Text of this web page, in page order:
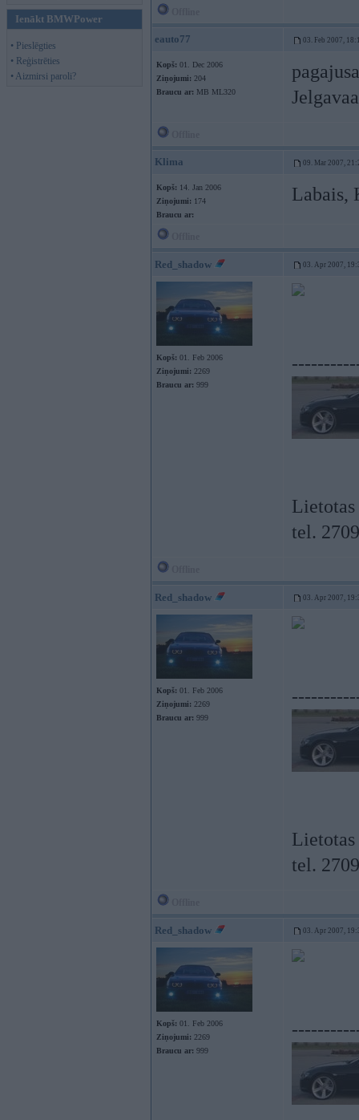
Ienākt BMWPower
• Pieslēgties
• Reģistrēties
• Aizmirsi paroli?
eauto77 03. Feb 2007,
Kopš: 01. Dec 2006
Ziņojumi: 204
Braucu ar: MB ML320
Klima 09. Mar 2007,
Kopš: 14. Jan 2006
Ziņojumi: 174
Braucu ar:
Labais,
Red_shadow 03. Apr 2007,
Kopš: 01. Feb 2006
Ziņojumi: 2269
Braucu ar: 999
tel.
Red_shadow 03. Apr 2007,
Kopš: 01. Feb 2006
Ziņojumi: 2269
Braucu ar: 999
tel.
Red_shadow 03. Apr 2007,
Kopš: 01. Feb 2006
Ziņojumi: 2269
Braucu ar: 999